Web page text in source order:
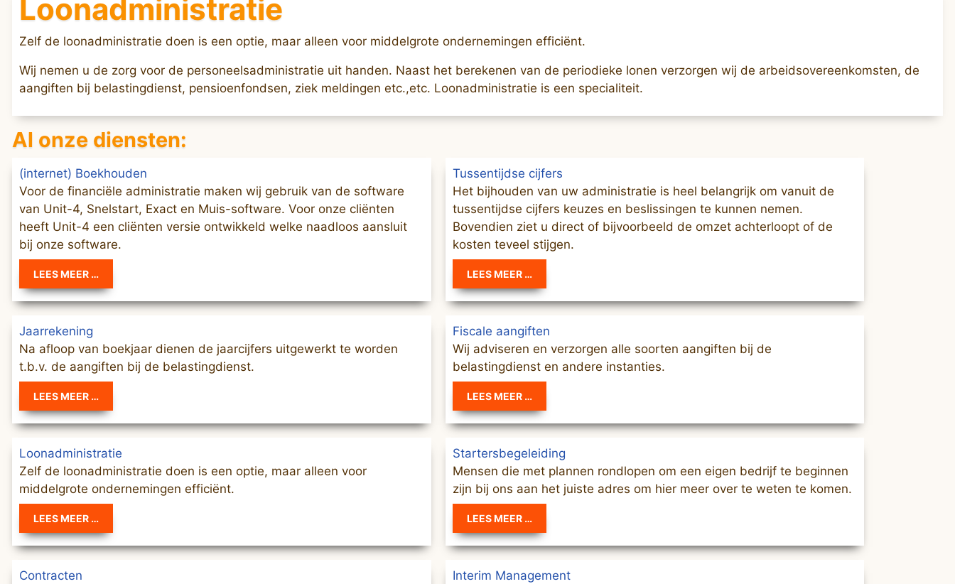
Loonadministratie
Zelf de loonadministratie doen is een optie, maar alleen voor middelgrote ondernemingen efficiënt.
Wij nemen u de zorg voor de personeelsadministratie uit handen. Naast het berekenen van de periodieke lonen verzorgen wij de arbeidsovereenkomsten, de
aangiften bij belastingdienst, pensioenfondsen, ziek meldingen etc.,etc. Loonadministratie is een specialiteit.
Al onze diensten:
(internet) Boekhouden
Voor de financiële administratie maken wij gebruik van de software
van Unit-4, Snelstart, Exact en Muis-software. Voor onze cliënten
heeft Unit-4 een cliënten versie ontwikkeld welke naadloos aansluit
bij onze software.
LEES MEER …
Tussentijdse cijfers
Het bijhouden van uw administratie is heel belangrijk om vanuit de
tussentijdse cijfers keuzes en beslissingen te kunnen nemen.
Bovendien ziet u direct of bijvoorbeeld de omzet achterloopt of de
kosten teveel stijgen.
LEES MEER …
Jaarrekening
Na afloop van boekjaar dienen de jaarcijfers uitgewerkt te worden
t.b.v. de aangiften bij de belastingdienst.
LEES MEER …
Fiscale aangiften
Wij adviseren en verzorgen alle soorten aangiften bij de
belastingdienst en andere instanties.
LEES MEER …
Loonadministratie
Zelf de loonadministratie doen is een optie, maar alleen voor
middelgrote ondernemingen efficiënt.
LEES MEER …
Startersbegeleiding
Mensen die met plannen rondlopen om een eigen bedrijf te beginnen
zijn bij ons aan het juiste adres om hier meer over te weten te komen.
LEES MEER …
Contracten
Interim Management